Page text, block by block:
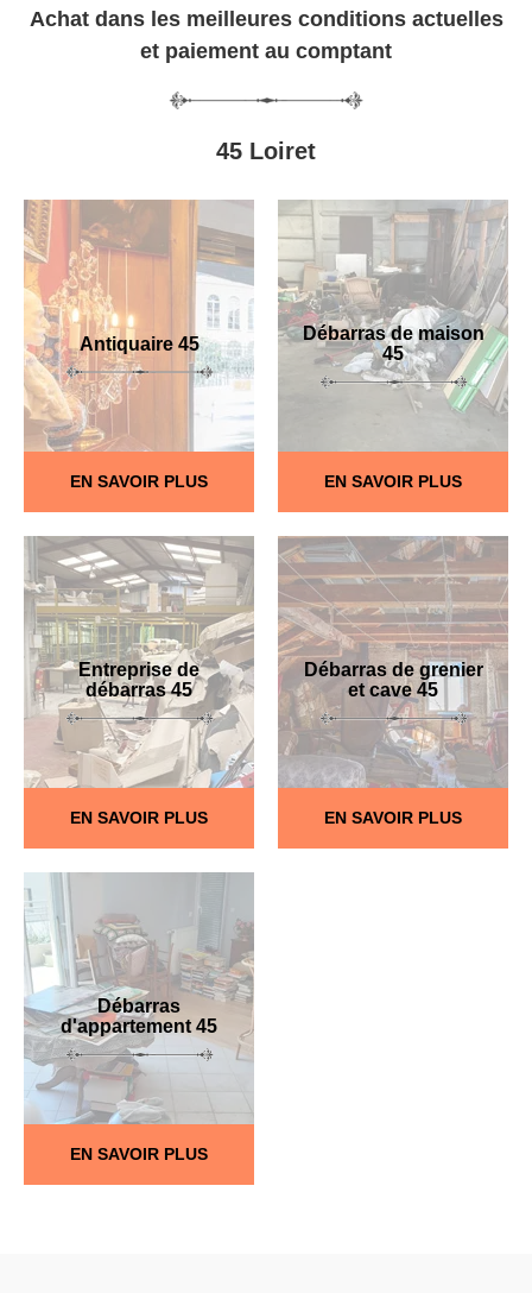
Achat dans les meilleures conditions actuelles
et paiement au comptant
45 Loiret
Antiquaire 45
EN SAVOIR PLUS
Débarras de maison
45
EN SAVOIR PLUS
Entreprise de
débarras 45
EN SAVOIR PLUS
Débarras de grenier
et cave 45
EN SAVOIR PLUS
Débarras
d'appartement 45
EN SAVOIR PLUS